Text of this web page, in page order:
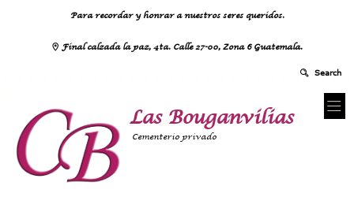
Para recordar y honrar a nuestros seres queridos.
Final calzada la paz, 4ta. Calle 27-00, Zona 6 Guatemala.
Las Bouganvilias
Cementerio privado